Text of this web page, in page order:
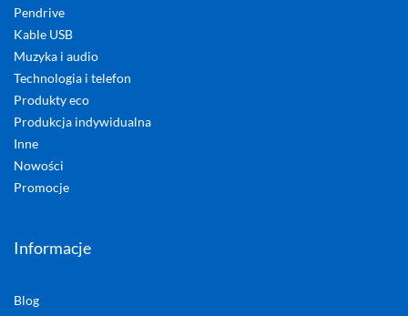
Pendrive
Kable USB
Muzyka i audio
Technologia i telefon
Produkty eco
Produkcja indywidualna
Inne
Nowości
Promocje
Informacje
Blog